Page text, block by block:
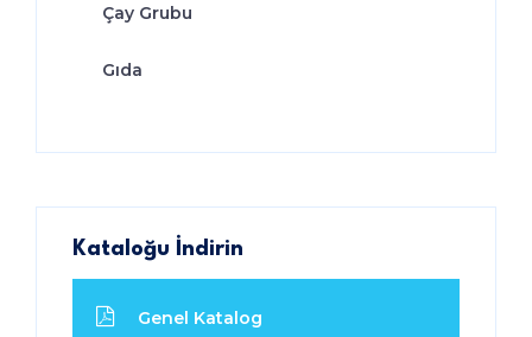
Çay Grubu
Gıda
Kataloğu İndirin
Genel Katalog